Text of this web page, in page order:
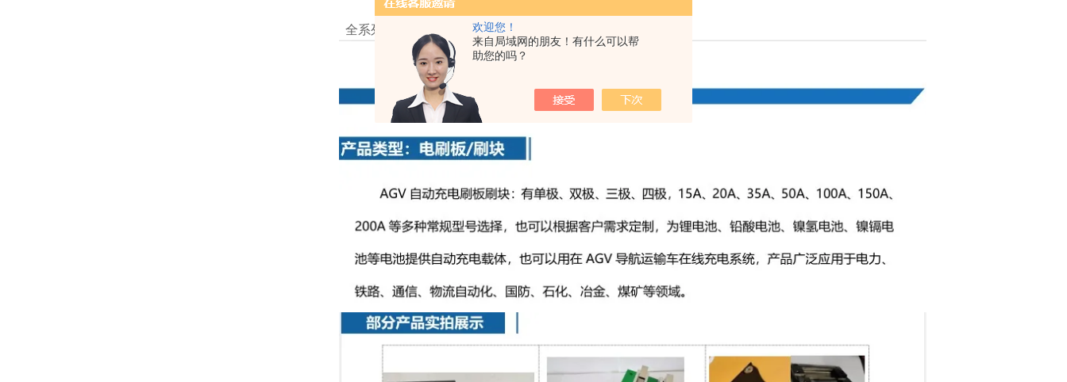
欢迎您！
来自局域网的朋友！有什么可以帮
助您的吗？
全系列产品可以根据客户要求或图纸进行定制！